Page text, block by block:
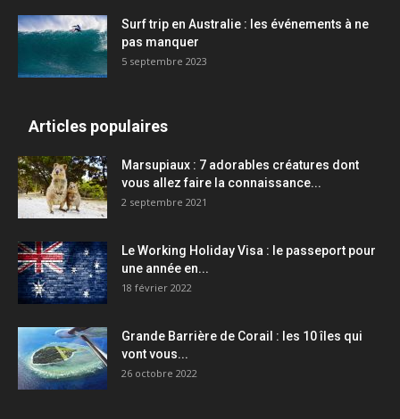
Surf trip en Australie : les événements à ne
pas manquer
5 septembre 2023
Articles populaires
Marsupiaux : 7 adorables créatures dont
vous allez faire la connaissance...
2 septembre 2021
Le Working Holiday Visa : le passeport pour
une année en...
18 février 2022
Grande Barrière de Corail : les 10 îles qui
vont vous...
26 octobre 2022